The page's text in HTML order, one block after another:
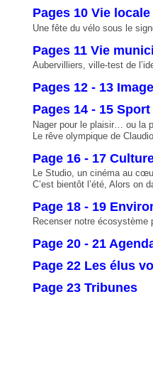
Pages 10 Vie locale
Une fête du vélo sous le
Pages 11 Vie
Aubervilliers, ville-test de
Pages 12 - 13
Pages 14 - 15 Sport
Nager pour le plaisir… ou la
Le rêve olympique de
Page 16 - 17
Le Studio, un cinéma au
C’est bientôt l’été, Alors on
Page 18 - 19
Recenser notre écosystème
Page 20 - 21
Page 22 Les élus
Page 23 Tribunes